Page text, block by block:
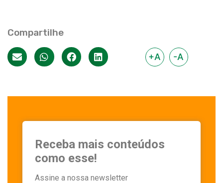
Compartilhe
+A -A
Receba mais conteúdos
como esse!
Assine a nossa newsletter